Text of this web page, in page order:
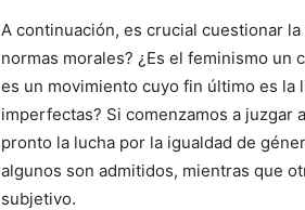
A continuación, es crucial cuestionar
normas morales? ¿Es el feminismo un
es un movimiento cuyo fin último es la
imperfectas? Si comenzamos a juzgar
pronto la lucha por la igualdad de
algunos son admitidos, mientras que
subjetivo.